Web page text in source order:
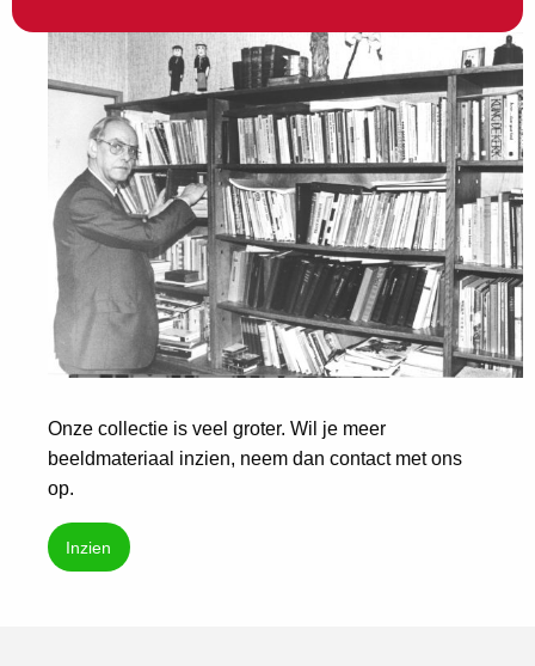
Onze collectie is veel groter. Wil je meer
beeldmateriaal inzien, neem dan contact met ons
op.
Inzien